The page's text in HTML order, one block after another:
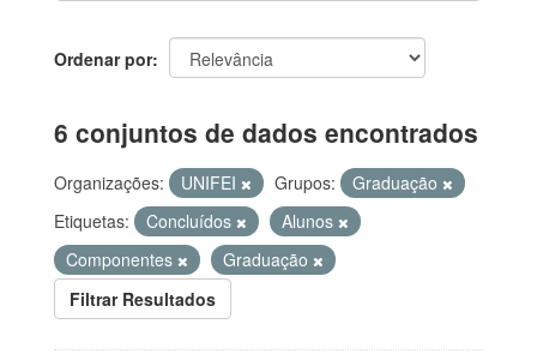
Ordenar por
6 conjuntos de dados encontrados
Organizações: UNIFEI Grupos:
Graduação
Etiquetas:
Concluídos
Alunos
Componentes
Graduação
Filtrar Resultados